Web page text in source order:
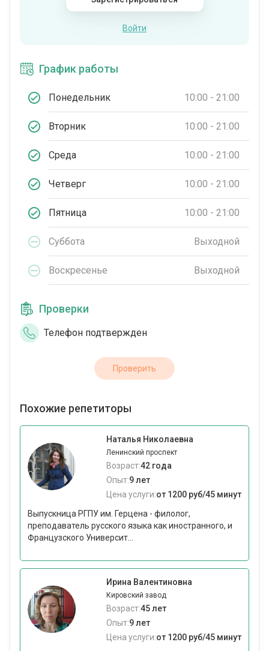
Войти
График работы
Понедельник 10:00 - 21:00
Вторник 10:00 - 21:00
Среда 10:00 - 21:00
Четверг 10:00 - 21:00
Пятница 10:00 - 21:00
Суббота Выходной
Воскресенье Выходной
Проверки
Телефон подтвержден
Проверить
Похожие репетиторы
Наталья Николаевна
Ленинский проспект
Возраст:42 года
Опыт:9 лет
Цена услуги:от 1200 руб/45 минут
Выпускница РГПУ им. Герцена - филолог,
преподаватель русского языка как иностранного, и
Французского Университ...
Ирина Валентиновна
Кировский завод
Возраст:45 лет
Опыт:9 лет
Цена услуги:от 1200 руб/45 минут